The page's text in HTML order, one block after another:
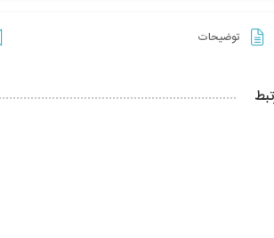
توضیحات